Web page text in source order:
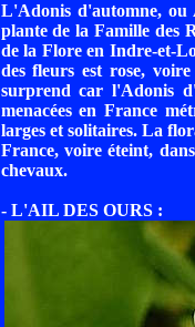
L'Adonis d'automne, ou
plante de la Famille des
de la Flore en Indre-et-
des fleurs est rose,
surprend car l'Adonis
menacées en France
larges et solitaires. La
France, voire éteint,
chevaux.
- L'AIL DES OURS :